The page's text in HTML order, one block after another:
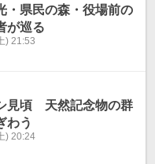
県民の森・役場前の
が巡る
) 21:53
見頃 天然記念物の群
わう
) 20:24